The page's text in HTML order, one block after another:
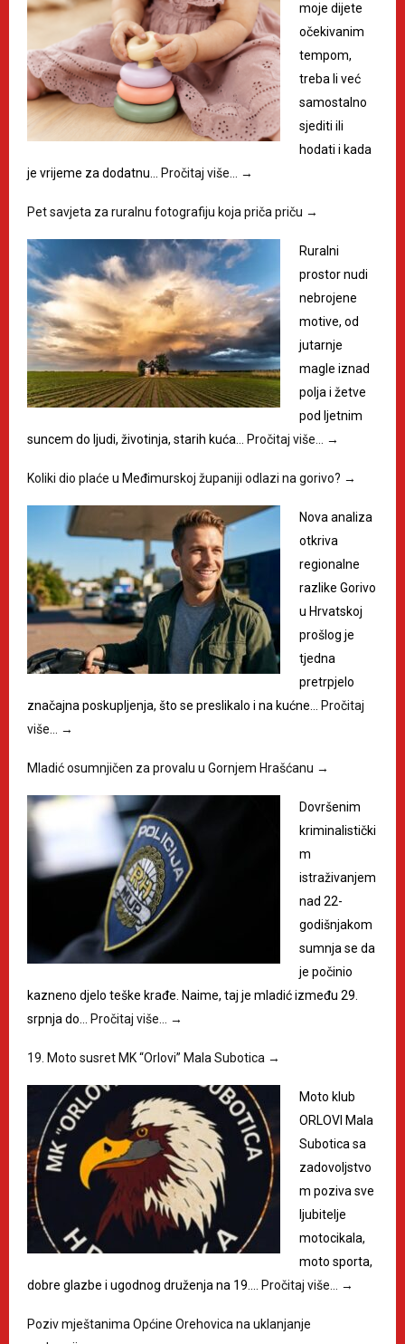
moje dijete
očekivanim
tempom,
treba li već
samostalno
sjediti ili
hodati i kada
je vrijeme za dodatnu… Pročitaj više… →
Pet savjeta za ruralnu fotografiju koja priča priču →
Ruralni
prostor nudi
nebrojene
motive, od
jutarnje
magle iznad
polja i žetve
pod ljetnim
suncem do ljudi, životinja, starih kuća… Pročitaj više… →
Koliki dio plaće u Međimurskoj županiji odlazi na gorivo? →
Nova analiza
otkriva
regionalne
razlike Gorivo
u Hrvatskoj
prošlog je
tjedna
pretrpjelo
značajna poskupljenja, što se preslikalo i na kućne… Pročitaj
više… →
Mladić osumnjičen za provalu u Gornjem Hrašćanu →
Dovršenim
kriminalistički
m
istraživanjem
nad 22-
godišnjakom
sumnja se da
je počinio
kazneno djelo teške krađe. Naime, taj je mladić između 29.
srpnja do… Pročitaj više… →
19. Moto susret MK “Orlovi” Mala Subotica →
Moto klub
ORLOVI Mala
Subotica sa
zadovoljstvo
m poziva sve
ljubitelje
motocikala,
moto sporta,
dobre glazbe i ugodnog druženja na 19.… Pročitaj više… →
Poziv mještanima Općine Orehovica na uklanjanje